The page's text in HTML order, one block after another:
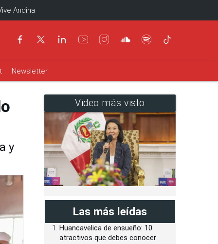
Andina
Newsletter
y
Video más visto
Las más leídas
Huancavelica de ensueño: 10
atractivos que debes conocer